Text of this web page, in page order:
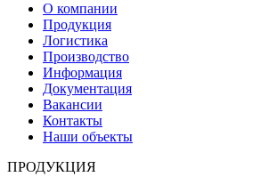
О компании
Продукция
Логистика
Производство
Информация
Документация
Вакансии
Контакты
Наши объекты
ПРОДУКЦИЯ